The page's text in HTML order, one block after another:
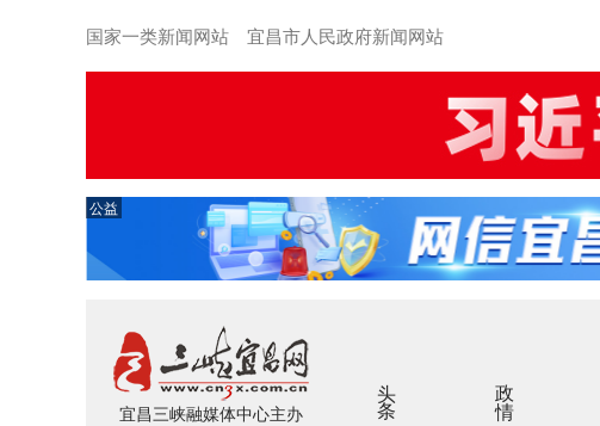
国家一类新闻网站 宜昌市人民政府新闻网站
公益
宜昌三峡融媒体中心主办
头条 政情